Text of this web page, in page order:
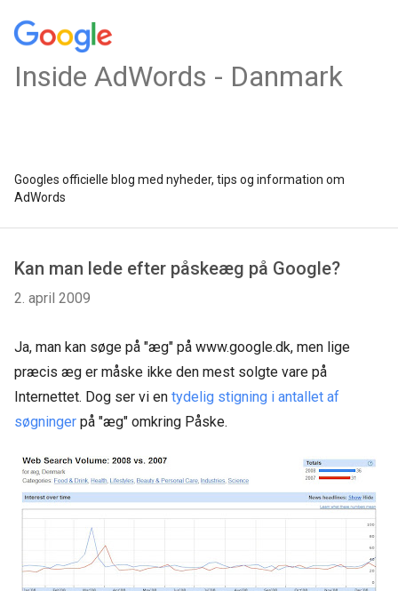
Inside AdWords - Danmark
Googles officielle blog med nyheder, tips og information om
AdWords
Kan man lede efter påskeæg på Google?
2. april 2009
Ja, man kan søge på "æg" på www.google.dk, men lige
præcis æg er måske ikke den mest solgte vare på
Internettet. Dog ser vi en tydelig stigning i antallet af
søgninger på "æg" omkring Påske.